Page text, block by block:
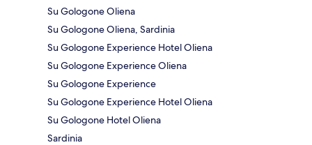
Su Gologone Oliena
Su Gologone Oliena, Sardinia
Su Gologone Experience Hotel Oliena
Su Gologone Experience Oliena
Su Gologone Experience
Su Gologone Experience Hotel Oliena
Su Gologone Hotel Oliena
Sardinia